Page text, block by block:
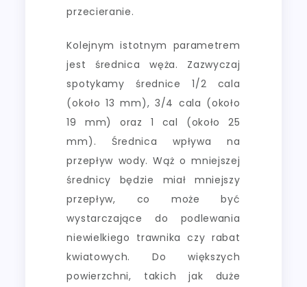
przecieranie.
Kolejnym istotnym parametrem
jest średnica węża. Zazwyczaj
spotykamy średnice 1/2 cala
(około 13 mm), 3/4 cala (około
19 mm) oraz 1 cal (około 25
mm). Średnica wpływa na
przepływ wody. Wąż o mniejszej
średnicy będzie miał mniejszy
przepływ, co może być
wystarczające do podlewania
niewielkiego trawnika czy rabat
kwiatowych. Do większych
powierzchni, takich jak duże